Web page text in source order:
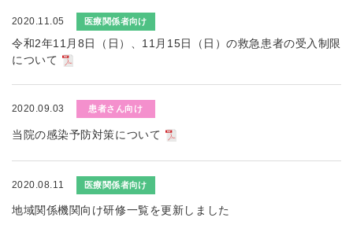
2020.11.05 医療関係者向け
令和2年11月8日（日）、11月15日（日）の救急患者の受入制限
について
2020.09.03 患者さん向け
当院の感染予防対策について
2020.08.11 医療関係者向け
地域関係機関向け研修一覧を更新しました